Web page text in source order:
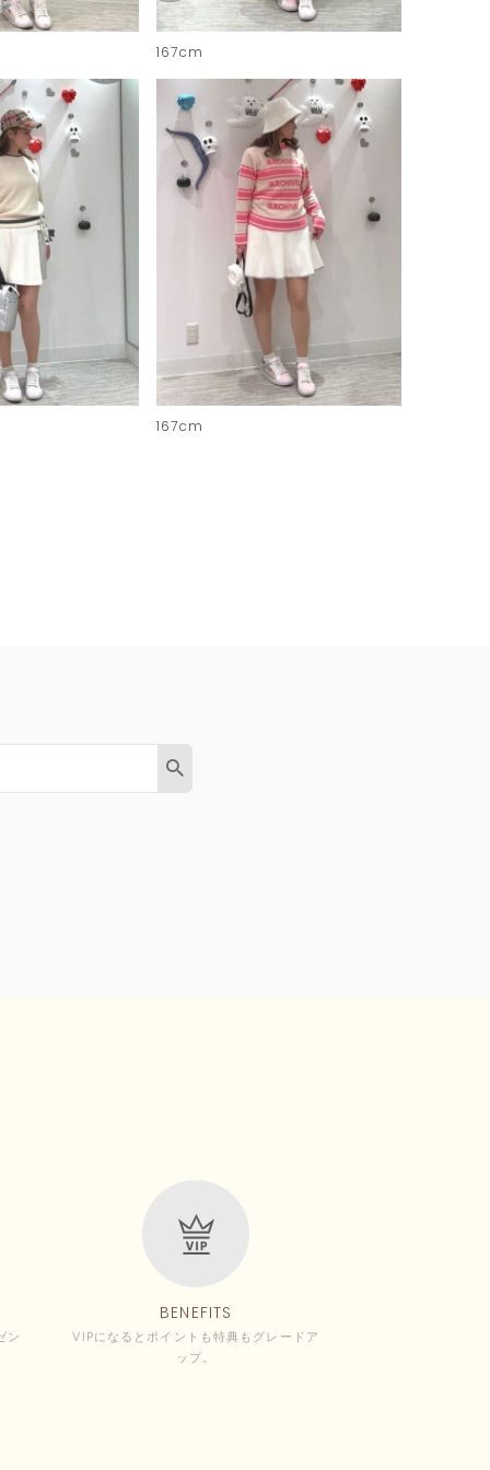
167cm
167cm
ン
BENEFITS
VIPになるとポイントも特典もグレードア
ップ。